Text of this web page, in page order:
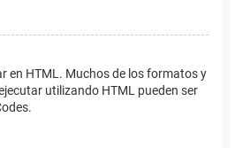
en HTML. Muchos de los formatos y
utilizando HTML pueden ser